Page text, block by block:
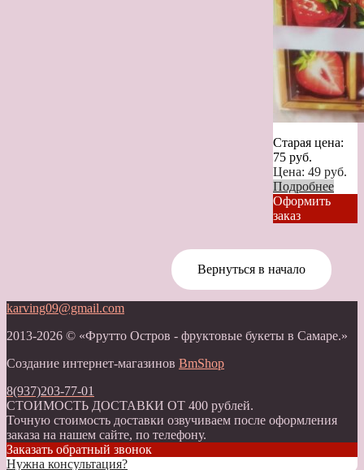
Старая цена:
75 руб.
Цена: 49 руб.
Подробнее
Оформить
заказ
Вернуться в начало
karving09@gmail.com
2013-2026 © «Фрутто Остров - фруктовые букеты в Самаре.»
Создание интернет-магазинов BmShop
8(937)203-77-01
СТОИМОСТЬ ДОСТАВКИ ОТ 400 рублей.
Точную стоимость доставки озвучиваем после оформления
заказа на нашем сайте, по телефону.
Заказать обратный звонок
Нужна консультация?